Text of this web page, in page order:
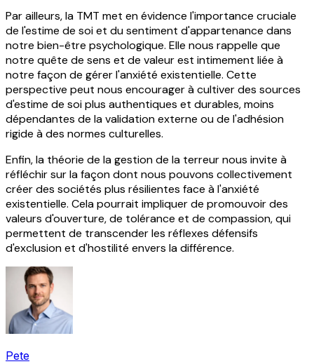
Par ailleurs, la TMT met en évidence l'importance cruciale
de l'estime de soi et du sentiment d'appartenance dans
notre bien-être psychologique. Elle nous rappelle que
notre quête de sens et de valeur est intimement liée à
notre façon de gérer l'anxiété existentielle. Cette
perspective peut nous encourager à cultiver des sources
d'estime de soi plus authentiques et durables, moins
dépendantes de la validation externe ou de l'adhésion
rigide à des normes culturelles.
Enfin, la théorie de la gestion de la terreur nous invite à
réfléchir sur la façon dont nous pouvons collectivement
créer des sociétés plus résilientes face à l'anxiété
existentielle. Cela pourrait impliquer de promouvoir des
valeurs d'ouverture, de tolérance et de compassion, qui
permettent de transcender les réflexes défensifs
d'exclusion et d'hostilité envers la différence.
Pete